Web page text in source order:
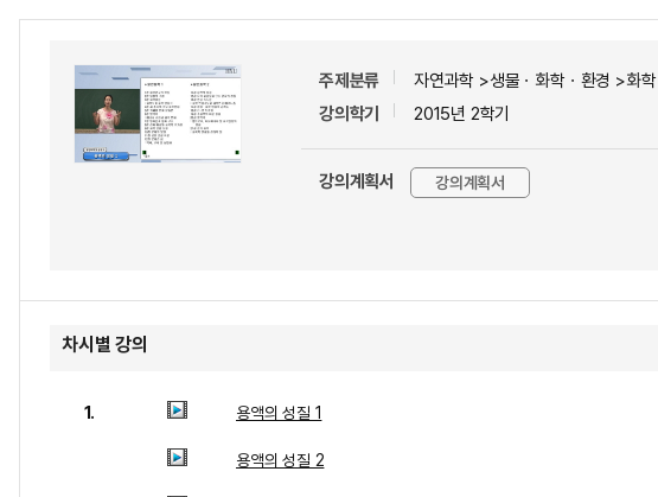
주제분류
자연과학 >생물ㆍ화학ㆍ환경 >화학
강의학기
2015년 2학기
강의계획서 강의계획서
차시별 강의
1. 용액의 성질 1
용액의 성질 2